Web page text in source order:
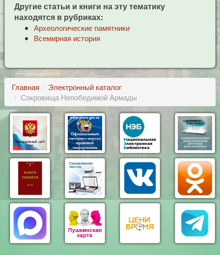
Другие статьи и книги на эту тематику
находятся в рубриках:
Археологические памятники
Всемирная история
Главная
Электронный каталог
Сокровища Непобедимой Армады